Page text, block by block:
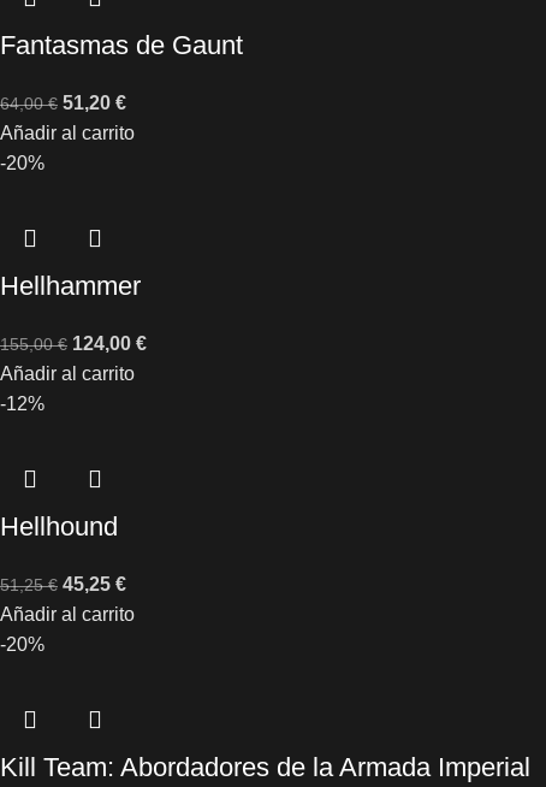
Fantasmas de Gaunt
64,00€ 51,20 €
Añadir al carrito
-20%
Hellhammer
155,00€ 124,00 €
Añadir al carrito
-12%
Hellhound
51,25€ 45,25 €
Añadir al carrito
-20%
Kill Team: Abordadores de la Armada Imperial